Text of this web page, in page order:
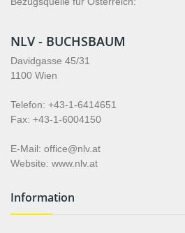
NLV - BUCHSBAUM
Davidgasse 45/31
1100 Wien
Telefon: +43-1-6414651
Fax: +43-1-6004150
E-Mail: office@nlv.at
Website: www.nlv.at
Information